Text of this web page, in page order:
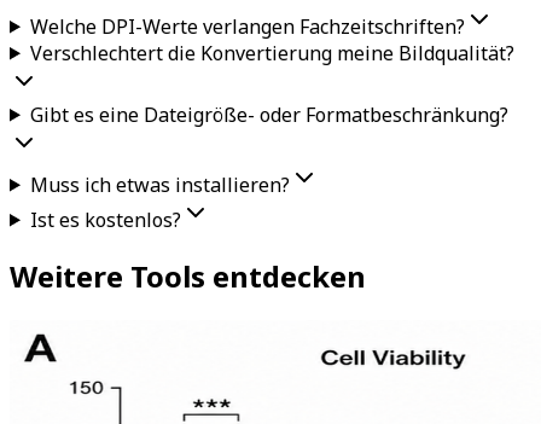
Welche DPI-Werte verlangen Fachzeitschriften?
Verschlechtert die Konvertierung meine Bildqualität?
Gibt es eine Dateigröße- oder Formatbeschränkung?
Muss ich etwas installieren?
Ist es kostenlos?
Weitere Tools entdecken